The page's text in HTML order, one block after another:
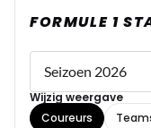
FORMULE 1
Wijzig weergave
Coureurs